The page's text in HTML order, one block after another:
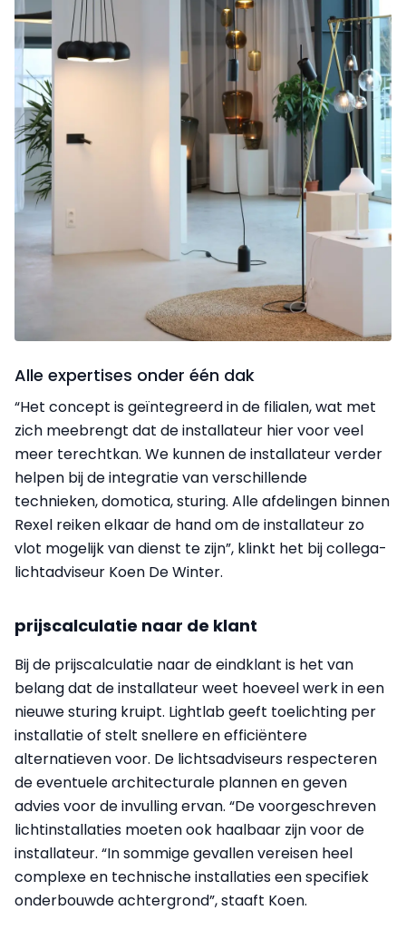
Alle expertises onder één dak
“Het concept is geïntegreerd in de filialen, wat met
zich meebrengt dat de installateur hier voor veel
meer terechtkan. We kunnen de installateur verder
helpen bij de integratie van verschillende
technieken, domotica, sturing. Alle afdelingen binnen
Rexel reiken elkaar de hand om de installateur zo
vlot mogelijk van dienst te zijn”, klinkt het bij collega-
lichtadviseur Koen De Winter.
prijscalculatie naar de klant
Bij de prijscalculatie naar de eindklant is het van
belang dat de installateur weet hoeveel werk in een
nieuwe sturing kruipt. Lightlab geeft toelichting per
installatie of stelt snellere en efficiëntere
alternatieven voor. De lichtsadviseurs respecteren
de eventuele architecturale plannen en geven
advies voor de invulling ervan. “De voorgeschreven
lichtinstallaties moeten ook haalbaar zijn voor de
installateur. “In sommige gevallen vereisen heel
complexe en technische installaties een specifiek
onderbouwde achtergrond”, staaft Koen.